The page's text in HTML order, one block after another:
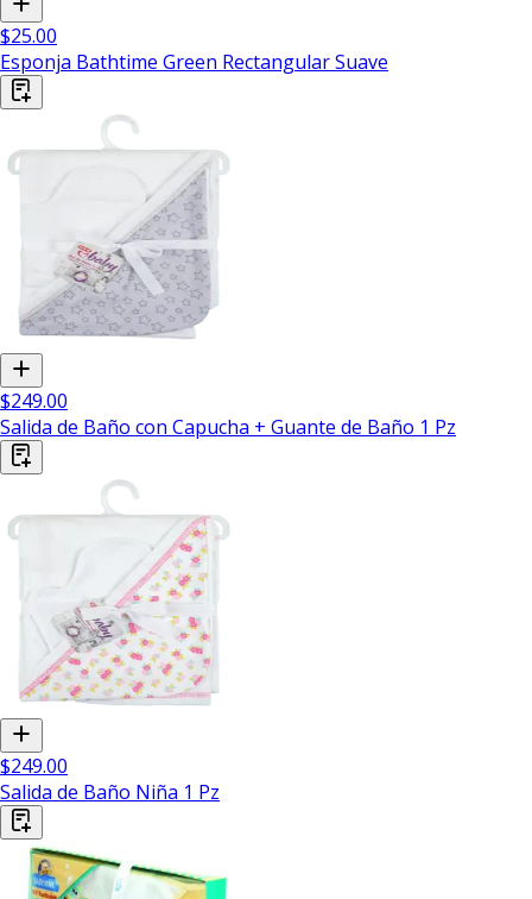
$25.00
Esponja Bathtime Green Rectangular Suave
$249.00
Salida de Baño con Capucha + Guante de Baño 1 Pz
$249.00
Salida de Baño Niña 1 Pz